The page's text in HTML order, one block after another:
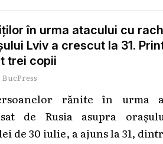
în urma atacului cu
Lviv a crescut la 31.
trei copii
BucPress
rănite în urma
de Rusia asupra
de 30 iulie, a ajuns la 31,